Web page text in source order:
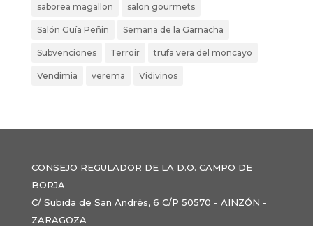
saborea magallon salon gourmets
Salón Guía Peñin Semana de la Garnacha
Subvenciones Terroir trufa vera del moncayo
Vendimia verema Vidivinos
CONSEJO REGULADOR DE LA D.O. CAMPO DE
BORJA
C/ Subida de San Andrés, 6 C/P 50570 - AINZÓN -
ZARAGOZA